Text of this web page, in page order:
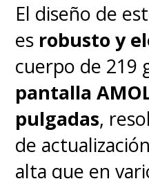
sensor
acelerómetro,
óseo, sensor
Hall, lo que
detección
automáticas y
Todo esto se
El diseño de
es robusto y
cuerpo de 219
pantalla
pulgadas,
de
alta que en